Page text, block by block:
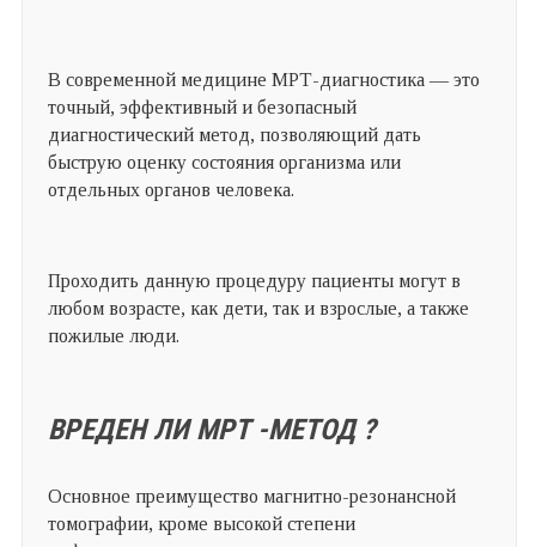
В современной медицине МРТ-диагностика — это
точный, эффективный и безопасный
диагностический метод, позволяющий дать
быструю оценку состояния организма или
отдельных органов человека.
Проходить данную процедуру пациенты могут в
любом возрасте, как дети, так и взрослые, а также
пожилые люди.
ВРЕДЕН ЛИ МРТ -МЕТОД ?
Основное преимущество магнитно-резонансной
томографии, кроме высокой степени